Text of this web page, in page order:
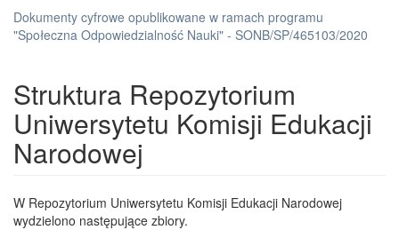
Dokumenty cyfrowe opublikowane w ramach programu
"Społeczna Odpowiedzialność Nauki" - SONB/SP/465103/2020
Struktura Repozytorium
Uniwersytetu Komisji Edukacji
Narodowej
W Repozytorium Uniwersytetu Komisji Edukacji Narodowej
wydzielono następujące zbiory.